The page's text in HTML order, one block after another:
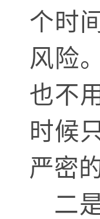
个时
风险
也不
时候
严密
二